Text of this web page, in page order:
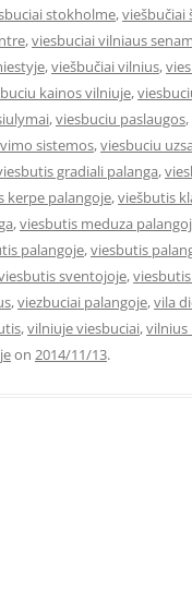
stokholme,viešbučiai
,viesbuciai vilniaus
,viešbučiai vilnius,
kainos vilniuje,
,viesbuciu paslaugos,
sistemos,viesbuciu
gradiali palanga,
kerpe palangoje,viešbutis
,viesbutis meduza
palangoje,viesbutis
sventojoje,
,viezbuciai palangoje,vila
,vilniuje viesbuciai,vilnius
on 2014/11/13.